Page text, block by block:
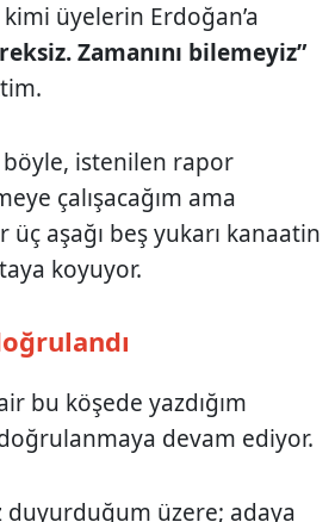
üyelerin Erdoğan’a
Zamanını bilemeyiz”
istenilen rapor
çalışacağım ama
üç aşağı beş yukarı kanaatin
koyuyor.
bu köşede yazdığım
devam ediyor.
duyurduğum üzere; adaya